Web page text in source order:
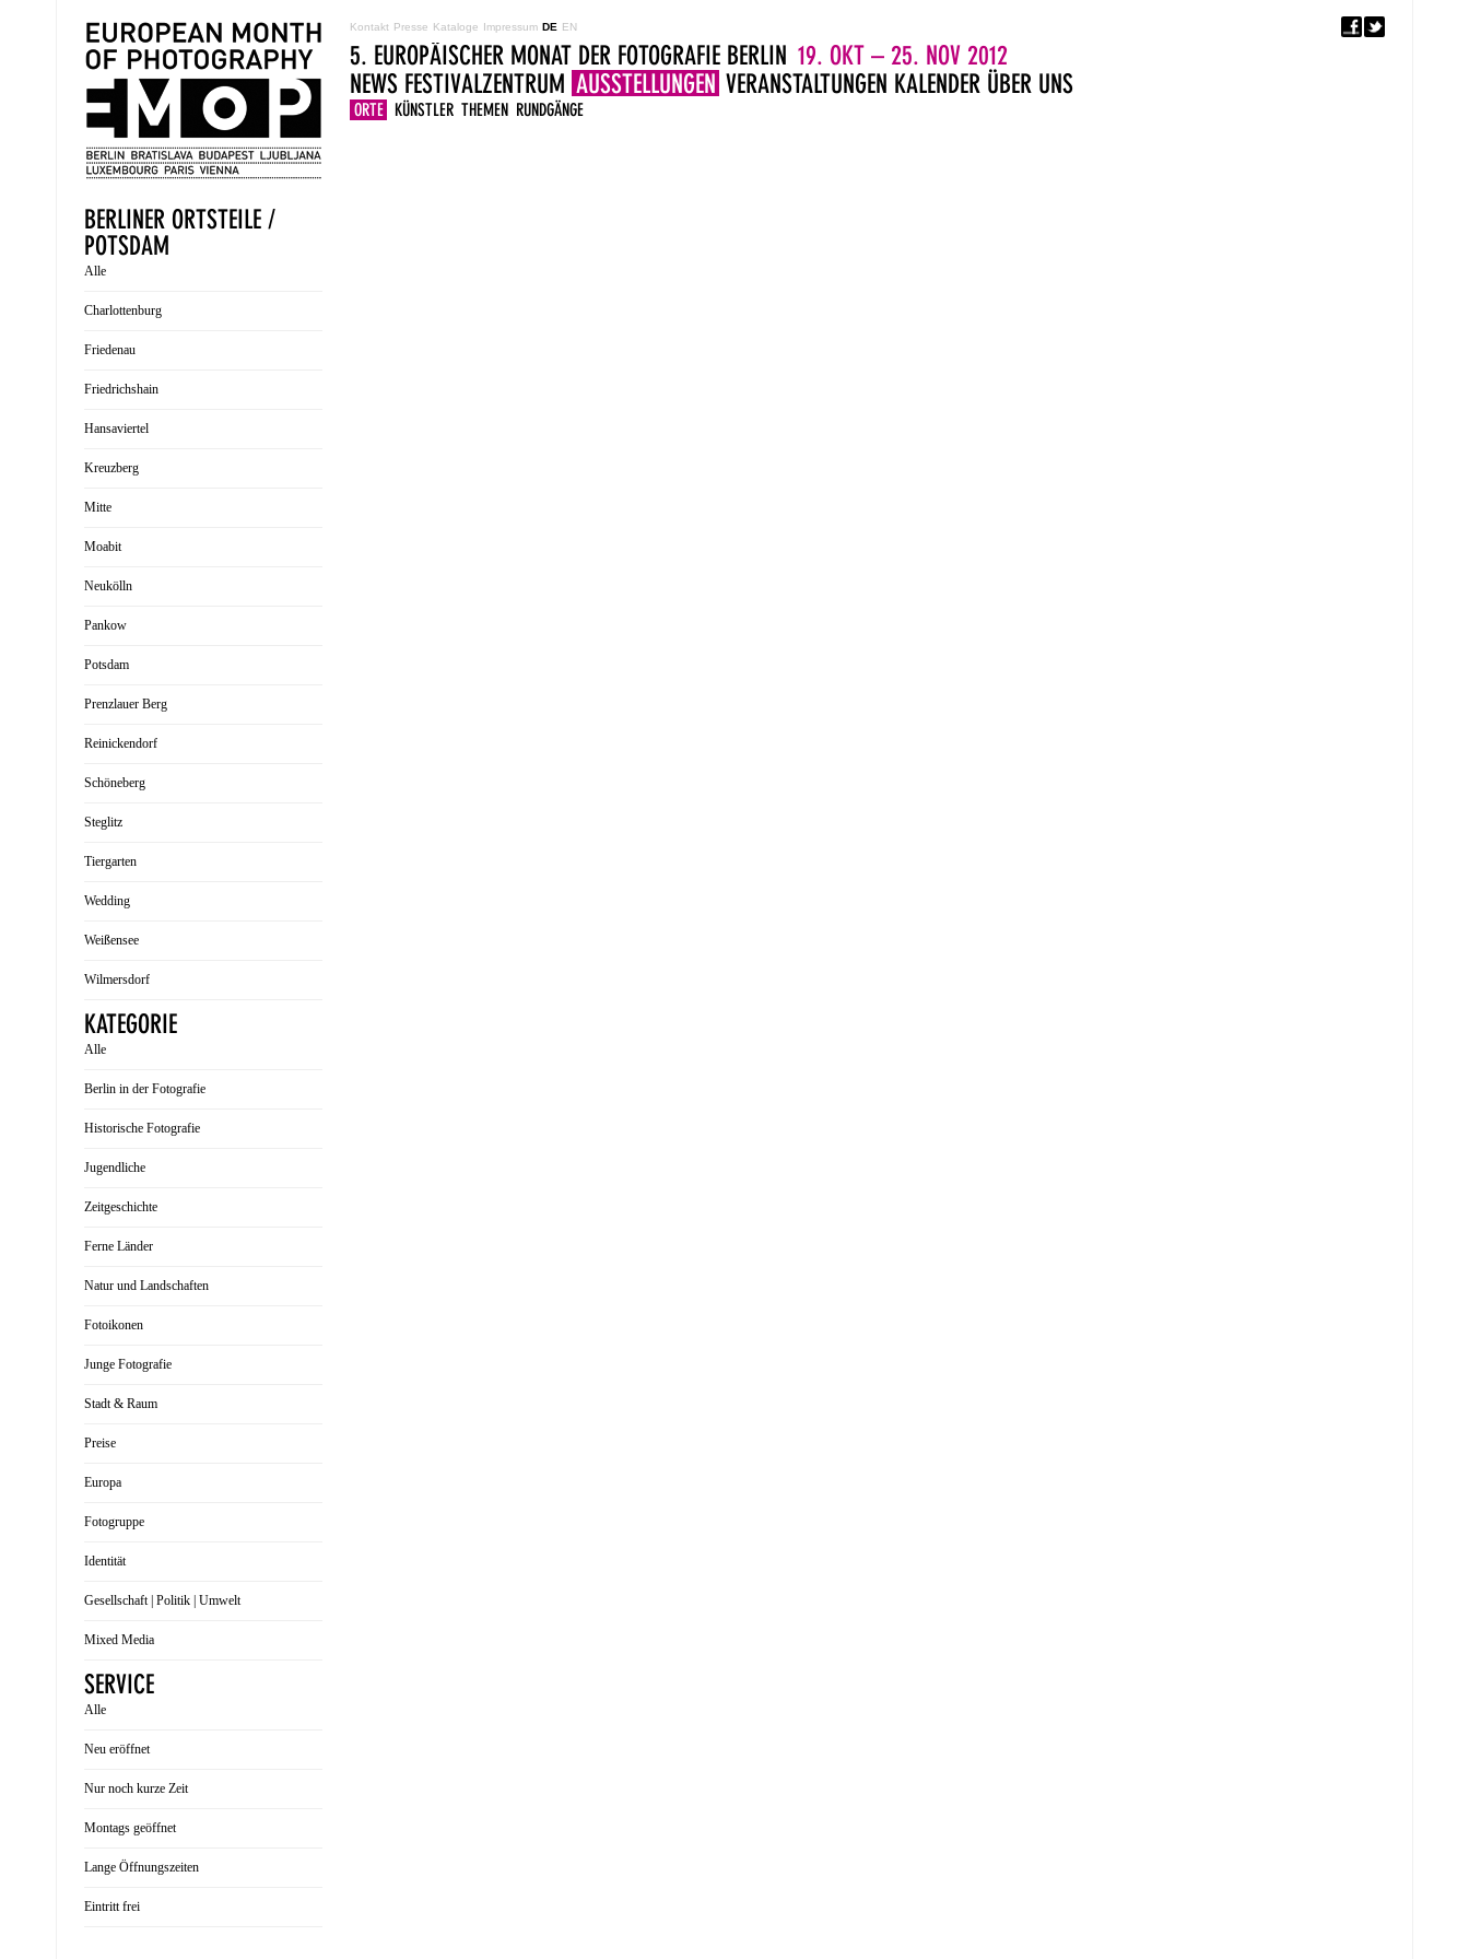
Kontakt Presse Kataloge Impressum DE EN 5. EUROPÄISCHER
5. EUROPÄISCHER MONAT DER FOTOGRAFIE BERLIN 19. OKT – 25. NOV 2012
NEWS FESTIVALZENTRUM AUSSTELLUNGEN
ORTE KÜNSTLER THEMEN RUNDGÄNGE
VERANSTALTUNGEN KALENDER ÜBER UNS
BERLINER ORTSTEILE /
POTSDAM
Alle
Charlottenburg
Friedenau
Friedrichshain
Hansaviertel
Kreuzberg
Mitte
Moabit
Neukölln
Pankow
Potsdam
Prenzlauer Berg
Reinickendorf
Schöneberg
Steglitz
Tiergarten
Wedding
Weißensee
Wilmersdorf
KATEGORIE
Alle
Berlin in der Fotografie
Historische Fotografie
Jugendliche
Zeitgeschichte
Ferne Länder
Natur und Landschaften
Fotoikonen
Junge Fotografie
Stadt & Raum
Preise
Europa
Fotogruppe
Identität
Gesellschaft | Politik | Umwelt
Mixed Media
SERVICE
Alle
Neu eröffnet
Nur noch kurze Zeit
Montags geöffnet
Lange Öffnungszeiten
Eintritt frei